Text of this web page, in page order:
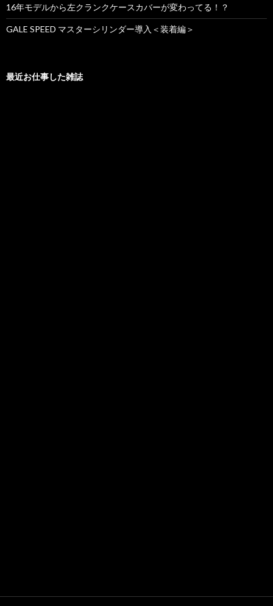
16年モデルから左クランクケースカバーが変わってる！？
GALE SPEED マスターシリンダー導入＜装着編＞
最近お仕事した雑誌